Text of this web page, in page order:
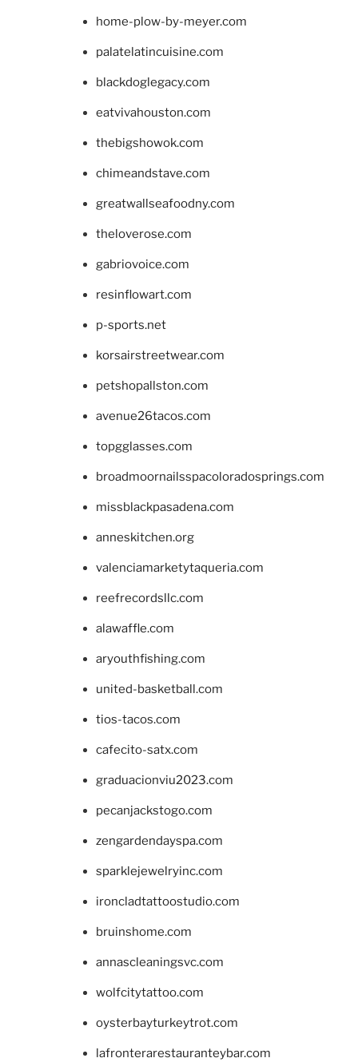
home-plow-by-meyer.com
palatelatincuisine.com
blackdoglegacy.com
eatvivahouston.com
thebigshowok.com
chimeandstave.com
greatwallseafoodny.com
theloverose.com
gabriovoice.com
resinflowart.com
p-sports.net
korsairstreetwear.com
petshopallston.com
avenue26tacos.com
topgglasses.com
broadmoornailsspacoloradosprings.com
missblackpasadena.com
anneskitchen.org
valenciamarketytaqueria.com
reefrecordsllc.com
alawaffle.com
aryouthfishing.com
united-basketball.com
tios-tacos.com
cafecito-satx.com
graduacionviu2023.com
pecanjackstogo.com
zengardendayspa.com
sparklejewelryinc.com
ironcladtattoostudio.com
bruinshome.com
annascleaningsvc.com
wolfcitytattoo.com
oysterbayturkeytrot.com
lafronterarestauranteybar.com